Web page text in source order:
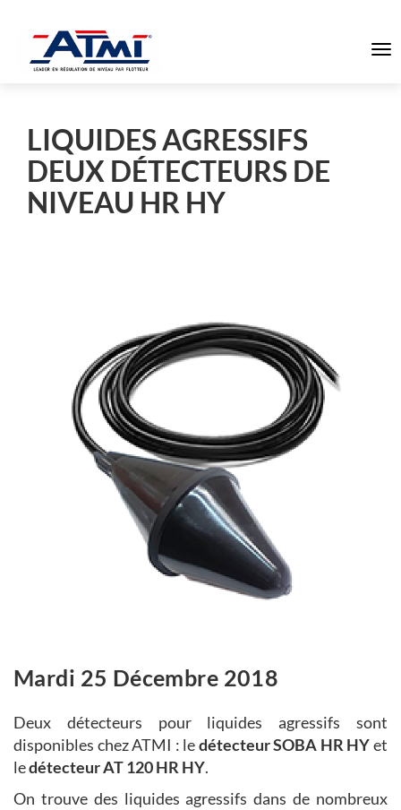
LIQUIDES AGRESSIFS
DEUX DÉTECTEURS DE
NIVEAU HR HY
Mardi 25 Décembre 2018
Deux détecteurs pour liquides agressifs sont
disponibles chez ATMI : ledétecteurSOBA HR HYet
ledétecteur AT 120 HR HY.
On trouve des liquides agressifs dans de nombreux